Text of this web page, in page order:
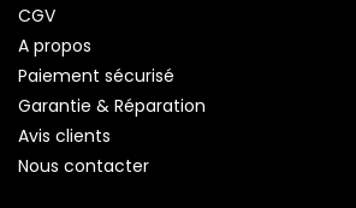
CGV
A propos
Paiement sécurisé
Garantie & Réparation
Avis clients
Nous contacter